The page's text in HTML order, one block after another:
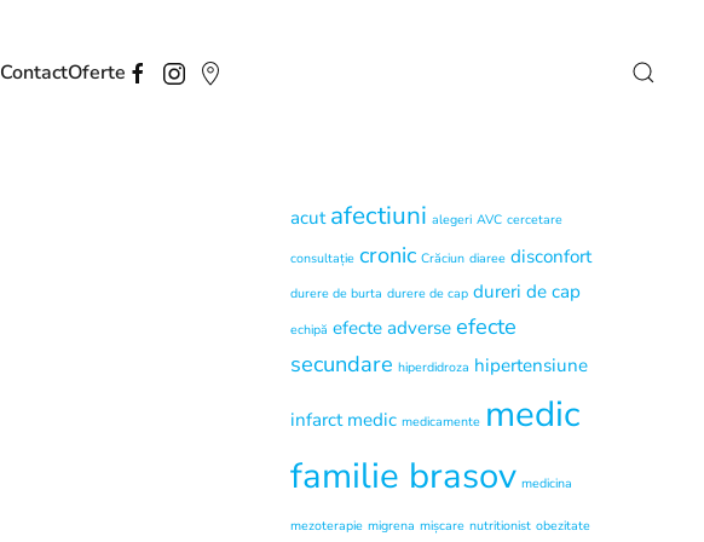
ContactOferte
acut afectiuni alegeri AVC cercetare
consultație cronic Crăciun diaree disconfort
durere de burta durere de cap dureri de cap
echipă efecte adverse efecte
secundare hiperdidroza hipertensiune
infarct medic medicamente medic
familie brasov medicina
mezoterapie migrena mișcare nutritionist obezitate